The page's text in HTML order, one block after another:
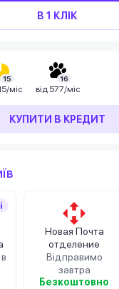
В 1 КЛІК
15
міс
16
від 577/міс
КУПИТИ В КРЕДИТ
Новая Почта
отделение
Відправимо
завтра
Безкоштовно